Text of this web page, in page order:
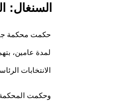
السنغال:
حكمت محكمة
لمدة عامين،
الانتخابات
وحكمت المحكمة